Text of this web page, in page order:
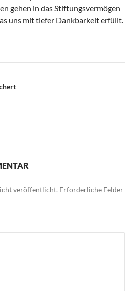
gehen in das Stiftungsvermögen
uns mit tiefer Dankbarkeit erfüllt.
veröffentlicht. Erforderliche Felder